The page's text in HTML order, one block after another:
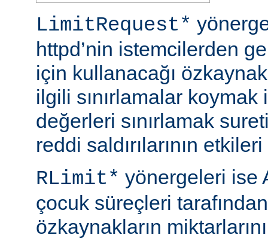
LimitRequest*
httpd’nin istemcilerden
için kullanacağı
ilgili sınırlamalar koymak
değerleri sınırlamak
reddi saldırılarının
RLimit* yönergeleri ise
çocuk süreçleri
özkaynakların